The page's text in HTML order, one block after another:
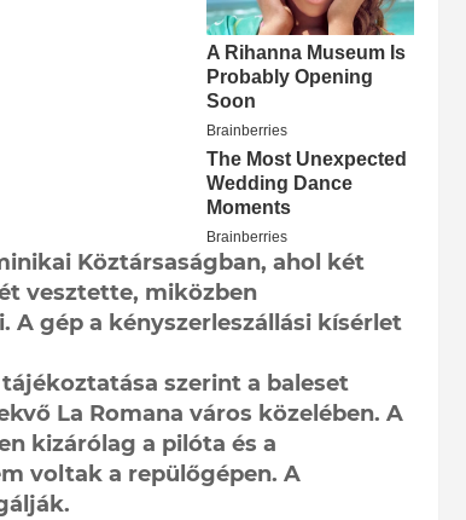
Köztársaságban, ahol két
vesztette, miközben
gép a kényszerleszállási kísérlet
szerint a baleset
La Romana város közelében. A
kizárólag a pilóta és a
voltak a repülőgépen. A